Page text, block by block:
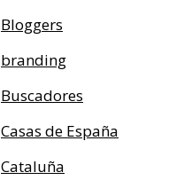
Bloggers
branding
Buscadores
Casas de España
Cataluña